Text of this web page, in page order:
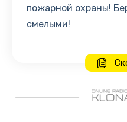
пожарной охраны!
смелыми!